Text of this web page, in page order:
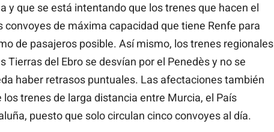
y que se está intentando que los trenes que hacen el
convoyes de máxima capacidad que tiene Renfe para
de pasajeros posible. Así mismo, los trenes regionales
Tierras del Ebro se desvían por el Penedès y no se
haber retrasos puntuales. Las afectaciones también
los trenes de larga distancia entre Murcia, el País
puesto que solo circulan cinco convoyes al día.